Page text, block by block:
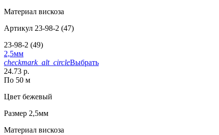
Материал вискоза
Артикул 23-98-2 (47)
23-98-2 (49)
2,5мм
checkmark_alt_circleВыбрать
24.73 р.
По 50 м
Цвет бежевый
Размер 2,5мм
Материал вискоза